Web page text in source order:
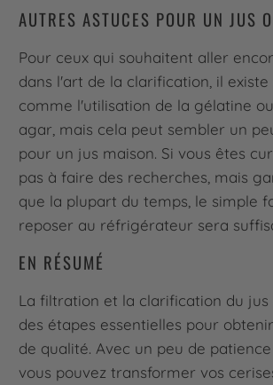
AUTRES ASTUCES POUR UN JUS
Pour ceux qui souhaitent aller
dans l'art de la clarification, il
comme l'utilisation de la gélatine
agar, mais cela peut sembler un
pour un jus maison. Si vous êtes
pas à faire des recherches, mais
que la plupart du temps, le simple
reposer au réfrigérateur sera
EN RÉSUMÉ
La filtration et la clarification du jus
des étapes essentielles pour
de qualité. Avec un peu de patience
vous pouvez transformer vos